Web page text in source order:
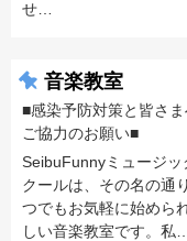
せ…
音楽教室
■感染予防対策と皆さ
ご協力のお願い■
SeibuFunnyミュージッ
クールは、その名の通
つでもお気軽に始めら
しい音楽教室です。私…